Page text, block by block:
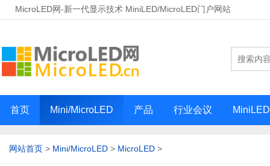
MicroLED网-新一代显示技术 MiniLED/MicroLED门户网站
首页 Mini/MicroLED 产品 行业会议
网站首页 > Mini/MicroLED > MicroLED >